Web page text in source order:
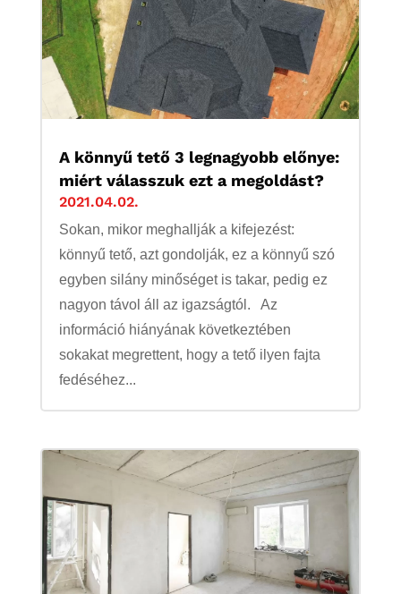
A könnyű tető 3 legnagyobb előnye:
miért válasszuk ezt a megoldást?
2021.04.02.
Sokan, mikor meghallják a kifejezést:
könnyű tető, azt gondolják, ez a könnyű szó
egyben silány minőséget is takar, pedig ez
nagyon távol áll az igazságtól. Az
információ hiányának következtében
sokakat megrettent, hogy a tető ilyen fajta
fedéséhez...